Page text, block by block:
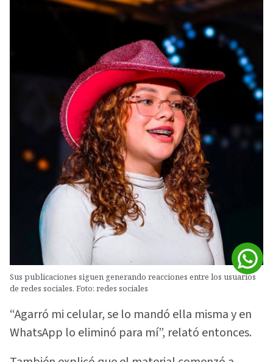
Sus publicaciones siguen generando reacciones entre los usuarios
de redes sociales. Foto: redes sociales
“Agarró mi celular, se lo mandó ella misma y en
WhatsApp lo eliminó para mí”, relató entonces.